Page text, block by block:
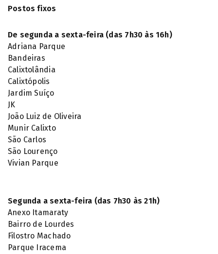
Postos fixos
De segunda a sexta-feira (das 7h30 às 16h)
Adriana Parque
Bandeiras
Calixtolândia
Calixtópolis
Jardim Suíço
JK
João Luiz de Oliveira
Munir Calixto
São Carlos
São Lourenço
Vivian Parque
Segunda a sexta-feira (das 7h30 às 21h)
Anexo Itamaraty
Bairro de Lourdes
Filostro Machado
Parque Iracema